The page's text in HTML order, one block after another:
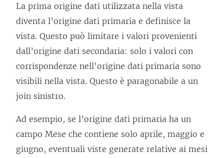
La prima origine dati utilizzata nella vista
diventa l’origine dati primaria e definisce la
vista. Questo può limitare i valori provenienti
dall’origine dati secondaria: solo i valori con
corrispondenze nell’origine dati primaria sono
visibili nella vista. Questo è paragonabile a un
join sinistro.
Ad esempio, se l’origine dati primaria ha un
campo Mese che contiene solo aprile, maggio e
giugno, eventuali viste generate relative ai mesi